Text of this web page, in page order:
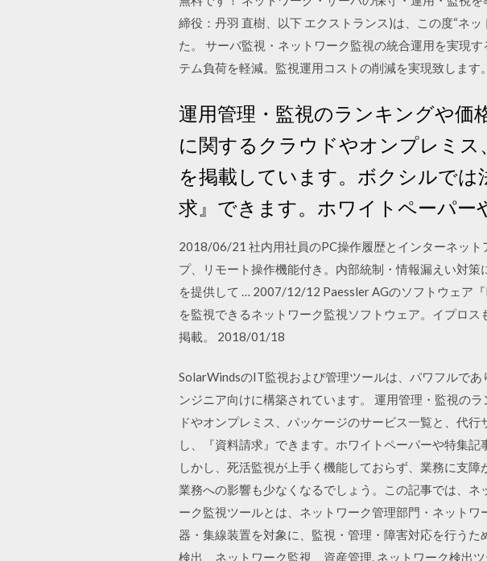
締役：丹羽 直樹、以下 エクストランス)は、この度“ネ
た。 サーバ監視・ネットワーク監視の統合運用を実現
テム負荷を軽減。監視運用コストの削減を実現致します
運用管理・監視のランキングや価
に関するクラウドやオンプレミ
を掲載しています。ボクシルでは
求』できます。ホワイトペーパー
2018/06/21 社内用社員のPC操作履歴とインターネッ
プ、リモート操作機能付き。内部統制・情報漏えい対
を提供して … 2007/12/12 Paessler AGのソフトウェア
を監視できるネットワーク監視ソフトウェア。イプロ
掲載。 2018/01/18
SolarWindsのIT監視および管理ツールは、パワフルで
ンジニア向けに構築されています。 運用管理・監視の
ドやオンプレミス、パッケージのサービス一覧と、代
し、『資料請求』できます。ホワイトペーパーや特集
しかし、死活監視が上手く機能しておらず、業務に支
業務への影響も少なくなるでしょう。この記事では、
ーク監視ツールとは、ネットワーク管理部門・ネット
器・集線装置を対象に、監視・管理・障害対応を行う
検出、ネットワーク監視、資産管理. ネットワーク検出